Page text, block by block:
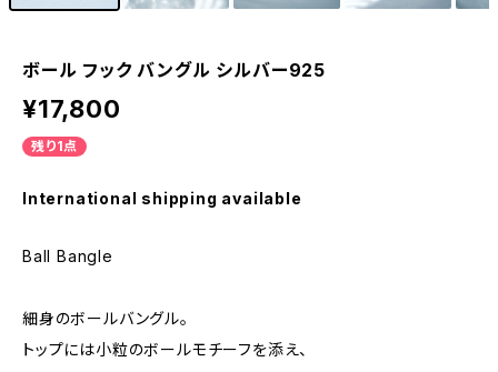
ボール フック バングル シルバー925
¥17,800
残り1点
International shipping available
Ball Bangle
細身のボールバングル。
トップには小粒のボールモチーフを添え、